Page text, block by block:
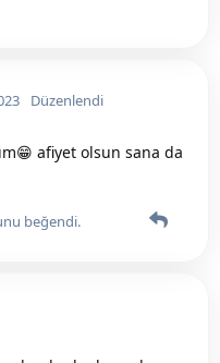
Düzenlendi
afiyet olsun sana da
beğendi.